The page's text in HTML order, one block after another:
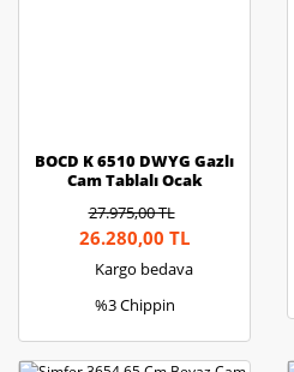
BOCD K 6510 DWYG Gazlı
Cam Tablalı Ocak
27.975,00 TL
26.280,00 TL
Kargo bedava
%3 Chippin